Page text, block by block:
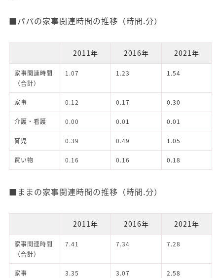
■パパの家事関連時間の推移（時間.分）
2011年 2016年 2021年
家事関連時間
（合計）
1.07 1.23 1.54
家事 0.12 0.17 0.30
介護・看護 0.00 0.01 0.01
育児 0.39 0.49 1.05
買い物 0.16 0.16 0.18
■ままの家事関連時間の推移（時間.分）
2011年 2016年 2021年
家事関連時間
（合計）
7.41 7.34 7.28
家事 3.35 3.07 2.58